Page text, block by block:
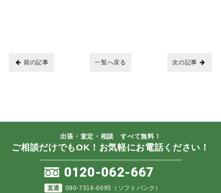
次の記事
一覧へ戻る
前の記事
出張・査定・相談 すべて無料！
ご相談だけでもOK！お気軽にお電話ください！
0120-062-667
直通
090-7316-6695（ソフトバンク）